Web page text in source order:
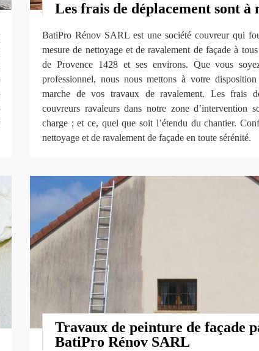
Les frais de déplacement sont à
BatiPro Rénov SARL est une société couvreur qui
mesure de nettoyage et de ravalement de façade à
de Provence 1428 et ses environs. Que vous
professionnel, nous nous mettons à votre
marche de vos travaux de ravalement. Les frais
couvreurs ravaleurs dans notre zone d’intervention
charge ; et ce, quel que soit l’étendu du chantier.
nettoyage et de ravalement de façade en toute sérénité.
Travaux de peinture de façade
BatiPro Rénov SARL